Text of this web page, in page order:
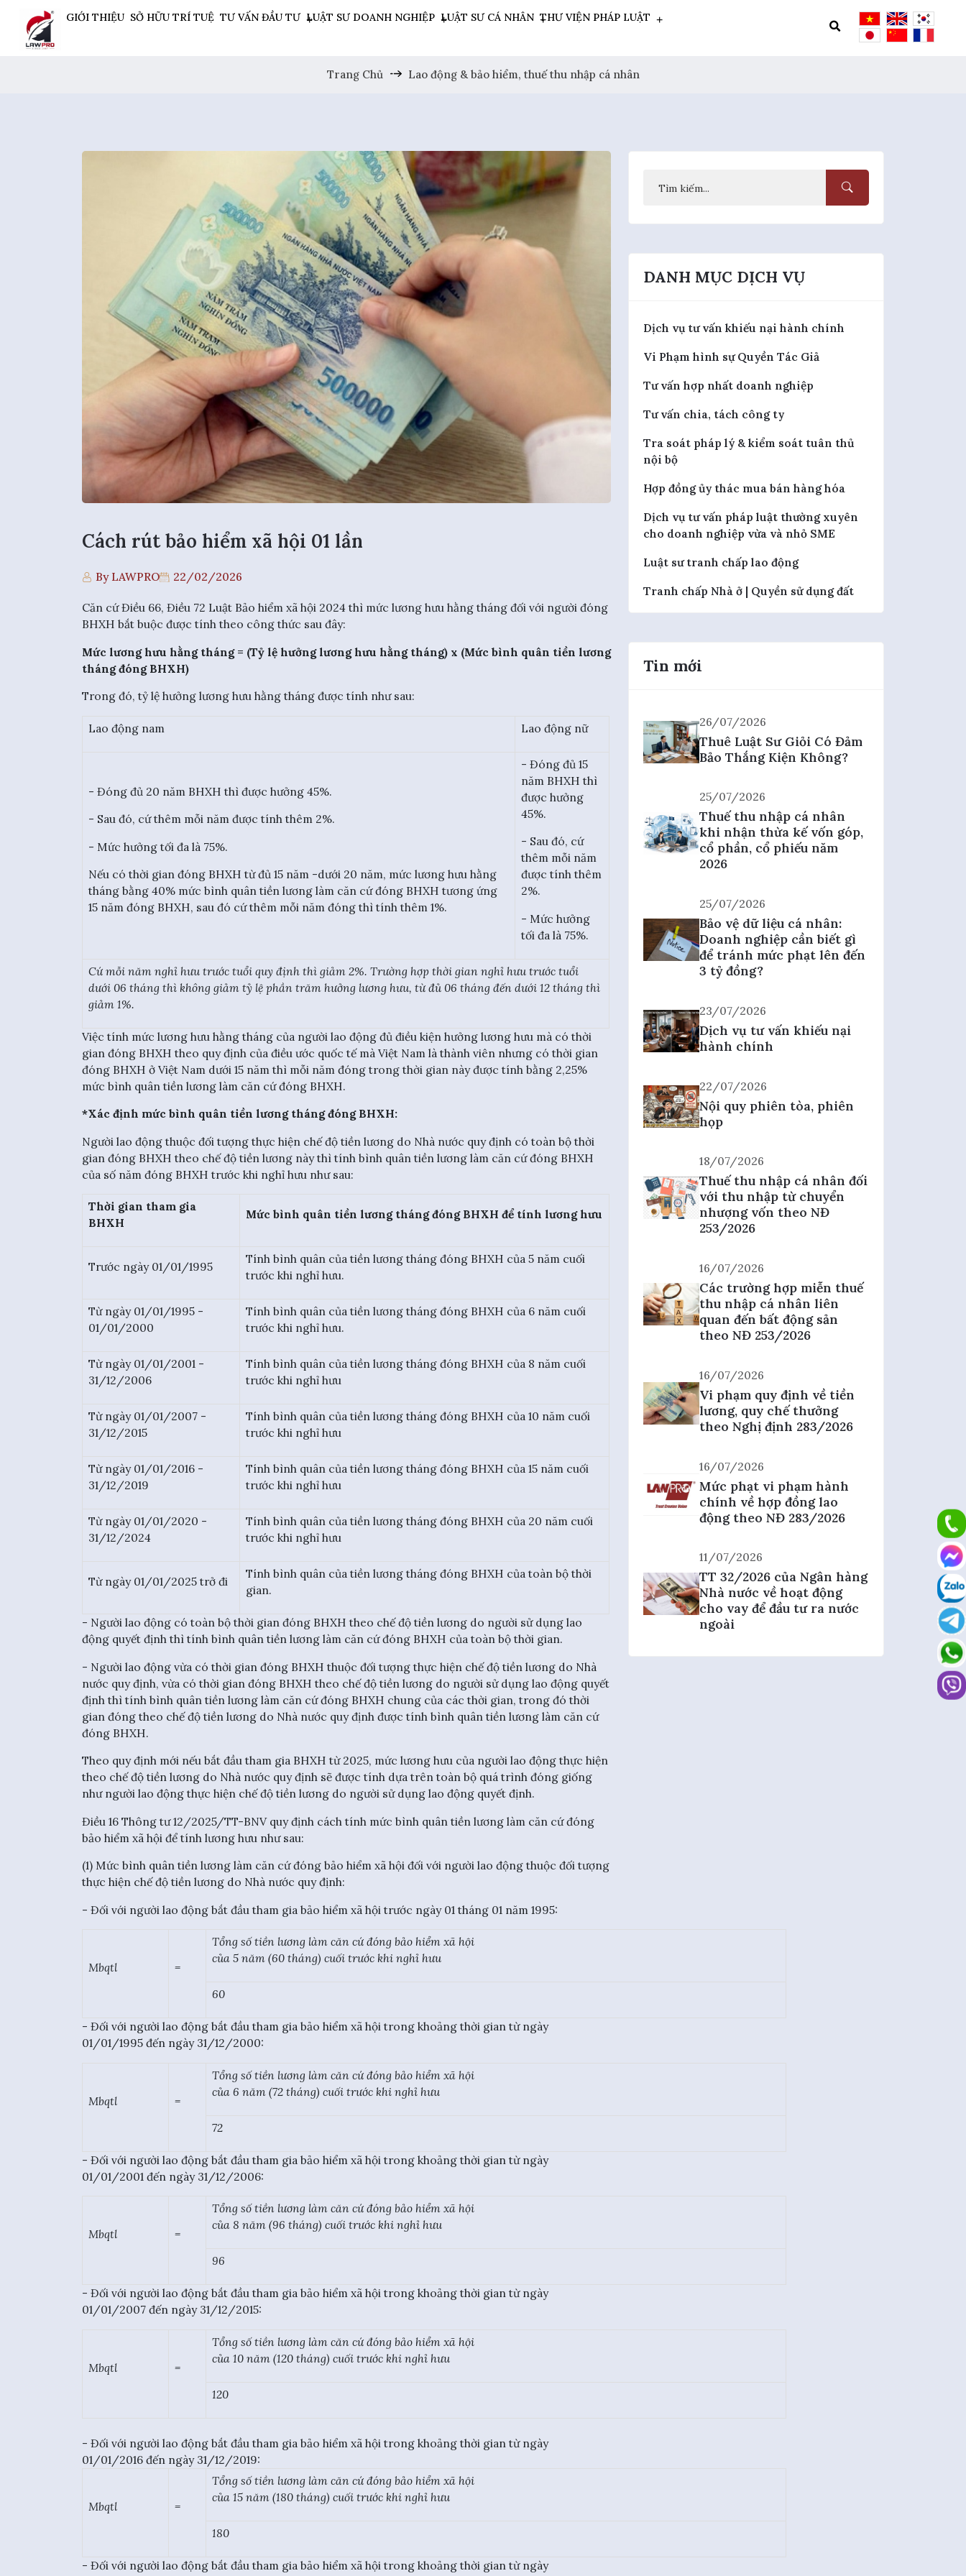
GIỚI THIỆU SỞ HỮU TRÍ TUỆ TƯ VẤN ĐẦU TƯ LUẬT SƯ DOANH NGHIỆP LUẬT SƯ CÁ NHÂN THƯ VIỆN PHÁP LUẬT
Trang Chủ Lao động & bảo hiểm, thuế thu nhập cá nhân
Cách rút bảo hiểm xã hội 01 lần
By LAWPRO 22/02/2026
Căn cứ Điều 66, Điều 72 Luật Bảo hiểm xã hội 2024 thì mức lương hưu hằng tháng đối với người đóng
BHXH bắt buộc được tính theo công thức sau đây:
Mức lương hưu hằng tháng = (Tỷ lệ hưởng lương hưu hằng tháng) x (Mức bình quân tiền lương
tháng đóng BHXH)
Trong đó, tỷ lệ hưởng lương hưu hằng tháng được tính như sau:
Lao động nam Lao động nữ
- Đóng đủ 20 năm BHXH thì được hưởng 45%.
- Sau đó, cứ thêm mỗi năm được tính thêm 2%.
- Mức hưởng tối đa là 75%.
Nếu có thời gian đóng BHXH từ đủ 15 năm -dưới 20 năm, mức lương hưu hằng
tháng bằng 40% mức bình quân tiền lương làm căn cứ đóng BHXH tương ứng
15 năm đóng BHXH, sau đó cứ thêm mỗi năm đóng thì tính thêm 1%.
- Đóng đủ 15
năm BHXH thì
được hưởng
45%.
- Sau đó, cứ
thêm mỗi năm
được tính thêm
2%.
- Mức hưởng
tối đa là 75%.
Cứ mỗi năm nghỉ hưu trước tuổi quy định thì giảm 2%. Trường hợp thời gian nghỉ hưu trước tuổi
dưới 06 tháng thì không giảm tỷ lệ phần trăm hưởng lương hưu, từ đủ 06 tháng đến dưới 12 tháng thì
giảm 1%.
Việc tính mức lương hưu hằng tháng của người lao động đủ điều kiện hưởng lương hưu mà có thời
gian đóng BHXH theo quy định của điều ước quốc tế mà Việt Nam là thành viên nhưng có thời gian
đóng BHXH ở Việt Nam dưới 15 năm thì mỗi năm đóng trong thời gian này được tính bằng 2,25%
mức bình quân tiền lương làm căn cứ đóng BHXH.
*Xác định mức bình quân tiền lương tháng đóng BHXH:
Người lao động thuộc đối tượng thực hiện chế độ tiền lương do Nhà nước quy định có toàn bộ thời
gian đóng BHXH theo chế độ tiền lương này thì tính bình quân tiền lương làm căn cứ đóng BHXH
của số năm đóng BHXH trước khi nghỉ hưu như sau:
Thời gian tham gia
BHXH
Mức bình quân tiền lương tháng đóng BHXH để tính lương hưu
Trước ngày 01/01/1995
Tính bình quân của tiền lương tháng đóng BHXH của 5 năm cuối
trước khi nghỉ hưu.
Từ ngày 01/01/1995 -
01/01/2000
Tính bình quân của tiền lương tháng đóng BHXH của 6 năm cuối
trước khi nghỉ hưu.
Từ ngày 01/01/2001 -
31/12/2006
Tính bình quân của tiền lương tháng đóng BHXH của 8 năm cuối
trước khi nghỉ hưu
Từ ngày 01/01/2007 -
31/12/2015
Tính bình quân của tiền lương tháng đóng BHXH của 10 năm cuối
trước khi nghỉ hưu
Từ ngày 01/01/2016 -
31/12/2019
Tính bình quân của tiền lương tháng đóng BHXH của 15 năm cuối
trước khi nghỉ hưu
Từ ngày 01/01/2020 -
31/12/2024
Tính bình quân của tiền lương tháng đóng BHXH của 20 năm cuối
trước khi nghỉ hưu
Từ ngày 01/01/2025 trở đi
Tính bình quân của tiền lương tháng đóng BHXH của toàn bộ thời
gian.
- Người lao động có toàn bộ thời gian đóng BHXH theo chế độ tiền lương do người sử dụng lao
động quyết định thì tính bình quân tiền lương làm căn cứ đóng BHXH của toàn bộ thời gian.
- Người lao động vừa có thời gian đóng BHXH thuộc đối tượng thực hiện chế độ tiền lương do Nhà
nước quy định, vừa có thời gian đóng BHXH theo chế độ tiền lương do người sử dụng lao động quyết
định thì tính bình quân tiền lương làm căn cứ đóng BHXH chung của các thời gian, trong đó thời
gian đóng theo chế độ tiền lương do Nhà nước quy định được tính bình quân tiền lương làm căn cứ
đóng BHXH.
Theo quy định mới nếu bắt đầu tham gia BHXH từ 2025, mức lương hưu của người lao động thực hiện
theo chế độ tiền lương do Nhà nước quy định sẽ được tính dựa trên toàn bộ quá trình đóng giống
như người lao động thực hiện chế độ tiền lương do người sử dụng lao động quyết định.
Điều 16 Thông tư 12/2025/TT-BNV quy định cách tính mức bình quân tiền lương làm căn cứ đóng
bảo hiểm xã hội để tính lương hưu như sau:
(1) Mức bình quân tiền lương làm căn cứ đóng bảo hiểm xã hội đối với người lao động thuộc đối tượng
thực hiện chế độ tiền lương do Nhà nước quy định:
- Đối với người lao động bắt đầu tham gia bảo hiểm xã hội trước ngày 01 tháng 01 năm 1995:
Mbqtl =
Tổng số tiền lương làm căn cứ đóng bảo hiểm xã hội
của 5 năm (60 tháng) cuối trước khi nghỉ hưu
60
- Đối với người lao động bắt đầu tham gia bảo hiểm xã hội trong khoảng thời gian từ ngày
01/01/1995 đến ngày 31/12/2000:
Mbqtl =
Tổng số tiền lương làm căn cứ đóng bảo hiểm xã hội
của 6 năm (72 tháng) cuối trước khi nghỉ hưu
72
- Đối với người lao động bắt đầu tham gia bảo hiểm xã hội trong khoảng thời gian từ ngày
01/01/2001 đến ngày 31/12/2006:
Mbqtl =
Tổng số tiền lương làm căn cứ đóng bảo hiểm xã hội
của 8 năm (96 tháng) cuối trước khi nghỉ hưu
96
- Đối với người lao động bắt đầu tham gia bảo hiểm xã hội trong khoảng thời gian từ ngày
01/01/2007 đến ngày 31/12/2015:
Mbqtl =
Tổng số tiền lương làm căn cứ đóng bảo hiểm xã hội
của 10 năm (120 tháng) cuối trước khi nghỉ hưu
120
- Đối với người lao động bắt đầu tham gia bảo hiểm xã hội trong khoảng thời gian từ ngày
01/01/2016 đến ngày 31/12/2019:
Mbqtl =
Tổng số tiền lương làm căn cứ đóng bảo hiểm xã hội
của 15 năm (180 tháng) cuối trước khi nghỉ hưu
180
- Đối với người lao động bắt đầu tham gia bảo hiểm xã hội trong khoảng thời gian từ ngày
DANH MỤC DỊCH VỤ
Dịch vụ tư vấn khiếu nại hành chính
Vi Phạm hình sự Quyền Tác Giả
Tư vấn hợp nhất doanh nghiệp
Tư vấn chia, tách công ty
Tra soát pháp lý & kiểm soát tuân thủ
nội bộ
Hợp đồng ủy thác mua bán hàng hóa
Dịch vụ tư vấn pháp luật thường xuyên
cho doanh nghiệp vừa và nhỏ SME
Luật sư tranh chấp lao động
Tranh chấp Nhà ở | Quyền sử dụng đất
Tin mới
26/07/2026
Thuê Luật Sư Giỏi Có Đảm
Bảo Thắng Kiện Không?
25/07/2026
Thuế thu nhập cá nhân
khi nhận thừa kế vốn góp,
cổ phần, cổ phiếu năm
2026
25/07/2026
Bảo vệ dữ liệu cá nhân:
Doanh nghiệp cần biết gì
để tránh mức phạt lên đến
3 tỷ đồng?
23/07/2026
Dịch vụ tư vấn khiếu nại
hành chính
22/07/2026
Nội quy phiên tòa, phiên
họp
18/07/2026
Thuế thu nhập cá nhân đối
với thu nhập từ chuyển
nhượng vốn theo NĐ
253/2026
16/07/2026
Các trường hợp miễn thuế
thu nhập cá nhân liên
quan đến bất động sản
theo NĐ 253/2026
16/07/2026
Vi phạm quy định về tiền
lương, quy chế thưởng
theo Nghị định 283/2026
16/07/2026
Mức phạt vi phạm hành
chính về hợp đồng lao
động theo NĐ 283/2026
11/07/2026
TT 32/2026 của Ngân hàng
Nhà nước về hoạt động
cho vay để đầu tư ra nước
ngoài